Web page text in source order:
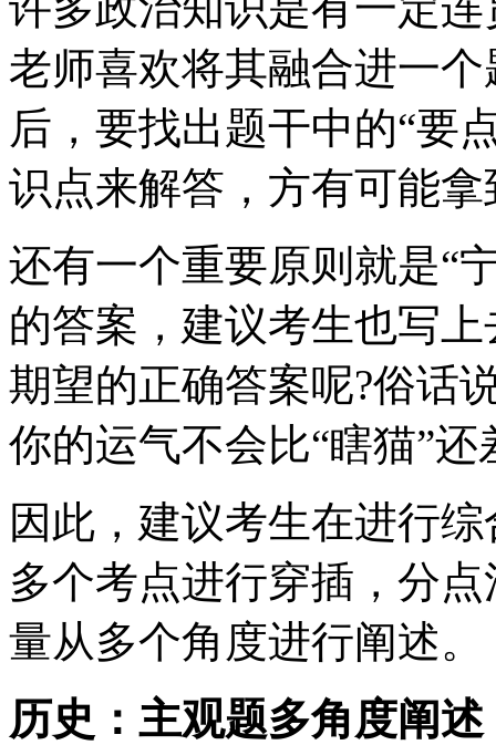
老师喜欢将其融合进一
后，要找出题干中的“要
识点来解答，方有可能
还有一个重要原则就是“
的答案，建议考生也写
期望的正确答案呢?俗话
你的运气不会比“瞎猫”还
因此，建议考生在进行
多个考点进行穿插，分
量从多个角度进行阐述。
历史：主观题多角度阐述